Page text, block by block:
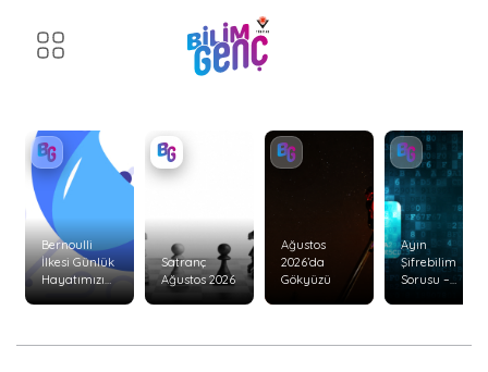
Bernoulli
İlkesi Günlük
Hayatımızı
Nasıl Etkiler?
Satranç
Ağustos 2026
Ağustos
2026’da
Gökyüzü
Ayın
Şifrebilim
Sorusu –